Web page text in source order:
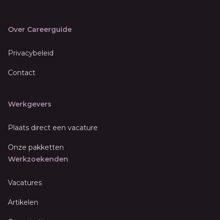
Over Careerguide
Privacybeleid
Contact
Werkgevers
Plaats direct een vacature
Onze pakketten
Werkzoekenden
Vacatures
Artikelen